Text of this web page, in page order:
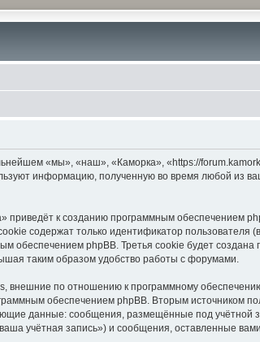
«мы», «наш», «Каморка», «https://
информацию, полученную во время любой из
к созданию программным обеспечением
содержат только идентификатор
обеспечением phpBB. Третья cookie будет
таким образом удобство работы с форумами.
по отношению к программному
обеспечением phpBB. Вторым источником
данные: сообщения, размещённые под
учётная запись») и сообщения, оставленные